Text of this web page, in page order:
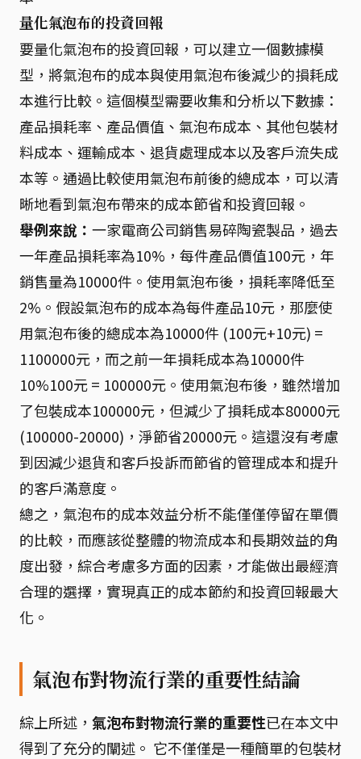
量化氣泡布的投資回報
要量化氣泡布的投資回報，可以建立一個數據模
型，將氣泡布的成本與使用氣泡布後減少的損耗成
本進行比較。這個模型需要收集和分析以下數據：
產品損耗率、產品價值、氣泡布成本、其他包裝材
料成本、運輸成本、退貨處理成本以及客戶流失成
本等。通過比較使用氣泡布前後的總成本，可以清
晰地看到氣泡布帶來的成本節省和投資回報。
舉例來說： 一家電商公司銷售易碎陶瓷製品，過去
一年產品損耗率為10%，每件產品價值100元，年
銷售量為10000件。使用氣泡布後，損耗率降低至
2%。假設氣泡布的成本為每件產品10元，那麼使
用氣泡布後的總成本為10000件 (100元+10元) =
1100000元，而之前一年損耗成本為10000件
10%100元 = 100000元。使用氣泡布後，雖然增加
了包裝成本100000元，但減少了損耗成本80000元
(100000-20000)，淨節省20000元。這還沒有考慮
到因減少退貨和客戶投訴而節省的管理成本和提升
的客戶滿意度。
總之，氣泡布的成本效益分析不能僅僅停留在單價
的比較，而應該從整體的物流成本和長期效益的角
度出發，綜合考慮多方面的因素，才能做出最經濟
合理的選擇，實現真正的成本節約和投資回報最大
化。
氣泡布對物流行業的重要性結論
綜上所述， 氣泡布對物流行業的重要性已在本文中
得到了充分的闡述。 它不僅僅是一種簡單的包裝材